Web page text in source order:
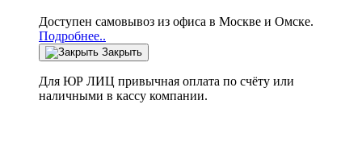
Доступен самовывоз из офиса в Москве и Омске.
Подробнее..
Закрыть
Для ЮР ЛИЦ привычная оплата по счёту или
наличными в кассу компании.